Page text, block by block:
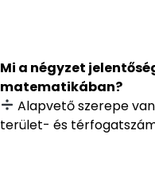
Mi a négyzet
matematikában?
Alapvető szerepe
terület- és